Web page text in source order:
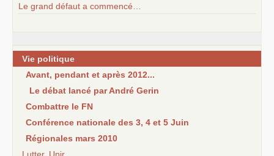
Le grand défaut a commencé…
Vie politique
Avant, pendant et après 2012...
Le débat lancé par André Gerin
Combattre le FN
Conférence nationale des 3, 4 et 5 Juin
Régionales mars 2010